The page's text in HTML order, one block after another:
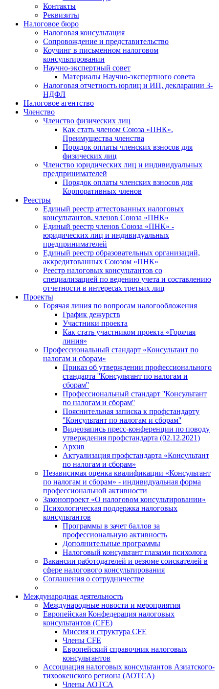
Контакты
Реквизиты
Налоговое бюро
Налоговая консультация
Cопровождение и представительство
Коучинг в письменном налоговом
консультировании
Научно-экспертный совет
Материалы Научно-экспертного совета
Налоговая отчетность юрлиц и ИП, декларации 3-
НДФЛ
Налоговое агентство
Членство
Членство физических лиц
Как стать членом Союза «ПНК».
Преимущества членства
Порядок оплаты членских взносов для
физических лиц
Членство юридических лиц и индивидуальных
предпринимателей
Порядок оплаты членских взносов для
Корпоративных членов
Реестры
Единый реестр аттестованных налоговых
консультантов, членов Союза «ПНК»
Единый реестр членов Союза «ПНК» -
юридических лиц и индивидуальных
предпринимателей
Единый реестр образовательных организаций,
аккредитованных Союзом «ПНК»
Реестр налоговых консультантов со
специализацией по ведению учета и составлению
отчетности в интересах третьих лиц
Проекты
Горячая линия по вопросам налогообложения
График дежурств
Участники проекта
Как стать участником проекта «Горячая
линия»
Профессиональный стандарт «Консультант по
налогам и сборам»
Приказ об утверждении профессионального
стандарта ''Консультант по налогам и
сборам''
Профессиональный стандарт ''Консультант
по налогам и сборам''
Пояснительная записка к профстандарту
''Консультант по налогам и сборам''
Видеозапись пресс-конференции по поводу
утверждения профстандарта (02.12.2021)
Архив
Актуализация профстандарта «Консультант
по налогам и сборам»
Независимая оценка квалификации «Консультант
по налогам и сборам» - индивидуальная форма
профессиональной активности
Законопроект «О налоговом консультировании»
Психологическая поддержка налоговых
консультантов
Программы в зачет баллов за
профессиональную активность
Дополнительные программы
Налоговый консультант глазами психолога
Вакансии работодателей и резюме соискателей в
сфере налогового консультирования
Соглашения о сотрудничестве
Международная деятельность
Международные новости и мероприятия
Европейская Конфедерация налоговых
консультантов (CFE)
Миссия и структура CFE
Члены CFE
Европейский справочник налоговых
консультантов
Ассоциация налоговых консультантов Азиатского-
тихоокенского региона (АОТСА)
Члены АОТСА